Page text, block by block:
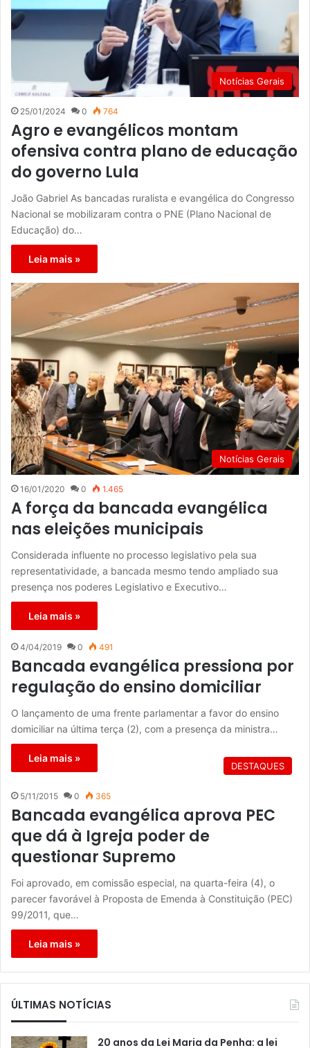
Notícias Gerais
25/01/2024 0 764
Agro e evangélicos montam
ofensiva contra plano de educação
do governo Lula
João Gabriel As bancadas ruralista e evangélica do Congresso
Nacional se mobilizaram contra o PNE (Plano Nacional de
Educação) do…
Leia mais »
Notícias Gerais
16/01/2020 0 1.465
A força da bancada evangélica
nas eleições municipais
Considerada influente no processo legislativo pela sua
representatividade, a bancada mesmo tendo ampliado sua
presença nos poderes Legislativo e Executivo…
Leia mais »
4/04/2019 0 491
Bancada evangélica pressiona por
regulação do ensino domiciliar
O lançamento de uma frente parlamentar a favor do ensino
domiciliar na última terça (2), com a presença da ministra…
Leia mais »
DESTAQUES
5/11/2015 0 365
Bancada evangélica aprova PEC
que dá à Igreja poder de
questionar Supremo
Foi aprovado, em comissão especial, na quarta-feira (4), o
parecer favorável à Proposta de Emenda à Constituição (PEC)
99/2011, que…
Leia mais »
ÚLTIMAS NOTÍCIAS
20 anos da Lei Maria da Penha: a lei